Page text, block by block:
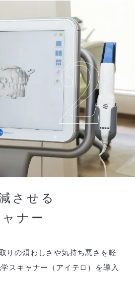
させる
ナー
りの煩わしさや気持ち悪さを軽
スキャナー（アイテロ）を導入